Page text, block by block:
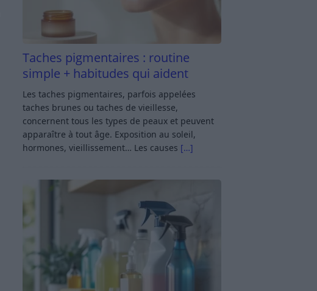
Taches pigmentaires : routine
simple + habitudes qui aident
Les taches pigmentaires, parfois appelées
taches brunes ou taches de vieillesse,
concernent tous les types de peaux et peuvent
apparaître à tout âge. Exposition au soleil,
hormones, vieillissement… Les causes […]